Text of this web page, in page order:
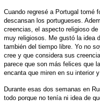
Cuando regresé a Portugal tomé
descansan los portugueses.
creencias, el aspecto religioso
muy religiosos. Me gustó la idea
también del tiempo libre. Yo no
cree y que considera sus
parece que son más felices que
encanta que miren en su interior
Durante esas dos semanas en
todo porque no tenía ni idea de